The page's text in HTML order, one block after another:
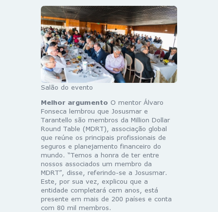
Salão do evento
Melhor argumento O mentor Álvaro
Fonseca lembrou que Josusmar e
Tarantello são membros da Million Dollar
Round Table (MDRT), associação global
que reúne os principais profissionais de
seguros e planejamento financeiro do
mundo. “Temos a honra de ter entre
nossos associados um membro da
MDRT”, disse, referindo-se a Josusmar.
Este, por sua vez, explicou que a
entidade completará cem anos, está
presente em mais de 200 países e conta
com 80 mil membros.